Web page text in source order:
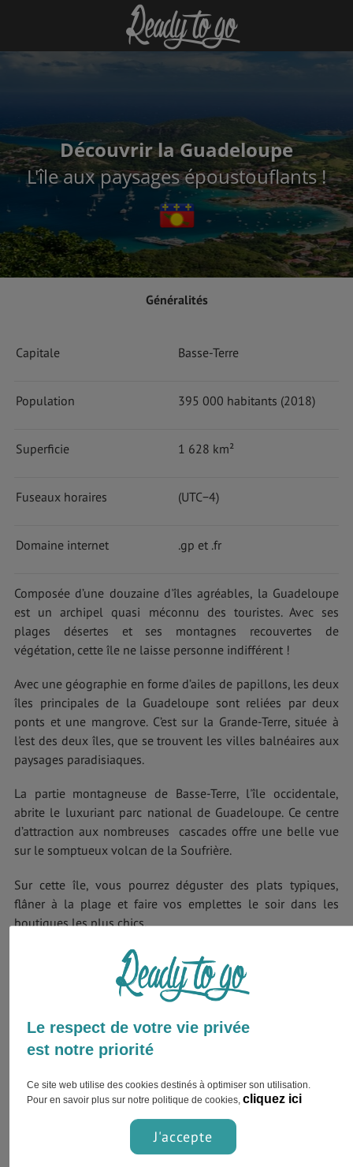
Découvrir la Guadeloupe
L'île aux paysages époustouflants !
Généralités
Capitale Basse-Terre
Population 395 000 habitants (2018)
Superficie 1 628 km²
Fuseaux horaires (UTC−4)
Domaine internet .gp et .fr
Composée d’une douzaine d'îles agréables, la Guadeloupe
est un archipel quasi méconnu des touristes. Avec ses
plages désertes et ses montagnes recouvertes de
végétation, cette île ne laisse personne indifférent !
Avec une géographie en forme d’ailes de papillons, les deux
îles principales de la Guadeloupe sont reliées par deux
ponts et une mangrove. C’est sur la Grande-Terre, située à
l'est des deux îles, que se trouvent les villes balnéaires aux
paysages paradisiaques.
La partie montagneuse de Basse-Terre, l'île occidentale,
abrite le luxuriant parc national de Guadeloupe. Ce centre
d’attraction aux nombreuses cascades offre une belle vue
sur le somptueux volcan de la Soufrière.
Sur cette île, vous pourrez déguster des plats typiques,
flâner à la plage et faire vos emplettes le soir dans les
boutiques les plus chics.
Bienvenue en Guadeloupe !
Le respect de votre vie privée
est notre priorité
Ce site web utilise des cookies destinés à optimiser son utilisation.
Pour en savoir plus sur notre politique de cookies, cliquez ici
J'accepte